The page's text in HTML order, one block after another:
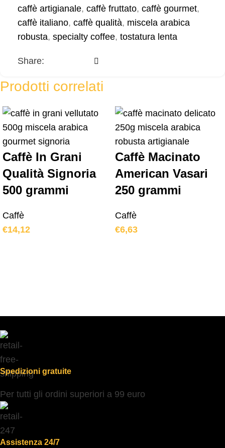
caffè artigianale, caffè fruttato, caffè gourmet,
caffè italiano, caffè qualità, miscela arabica
robusta, specialty coffee, tostatura lenta
Share:
Prodotti correlati
Caffè In Grani
Qualità Signoria
500 grammi
Caffè
€14,12
Caffè Macinato
American Vasari
250 grammi
Caffè
€6,63
Spedizioni gratuite
Per tutti gli ordini superiori a 99 euro
Assistenza 24/7